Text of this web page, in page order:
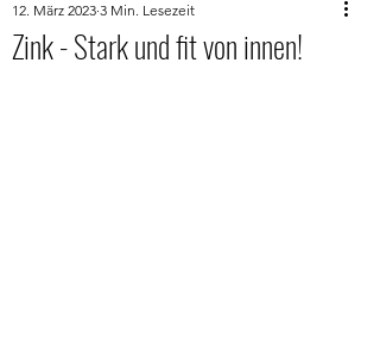
Zink - Stark und fit von innen!
12. März 2023 3 Min. Lesezeit